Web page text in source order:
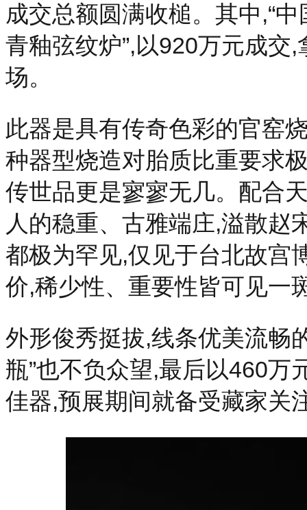
成交总额圆满收槌。其中,“
青釉弦纹炉”,以920万元成交
场。
此器是具有传奇色彩的官窑
种器型烧造对胎质比重要求
传世品更是寥寥无几。配合
人的稳重、古雅端庄,溢散赵
都极为罕见,仅见于台北故宫
价,稀少性、重要性皆可见一
外形俊秀挺拔,线条优美流畅
瓶”也不负众望,最后以460万
佳器,预展期间就备受藏家关